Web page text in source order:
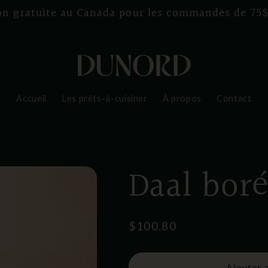
gratuite au Canada pour les commandes de
Accueil Les prêts-à-cuisiner À propos Contact
Daal
Prix
$100.80